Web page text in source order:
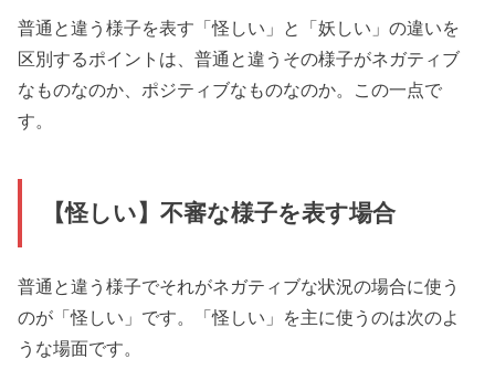
普通と違う様子を表す「怪しい」と「妖しい」の違いを
区別するポイントは、普通と違うその様子がネガティブ
なものなのか、ポジティブなものなのか。この一点で
す。
【怪しい】不審な様子を表す場合
普通と違う様子でそれがネガティブな状況の場合に使う
のが「怪しい」です。「怪しい」を主に使うのは次のよ
うな場面です。